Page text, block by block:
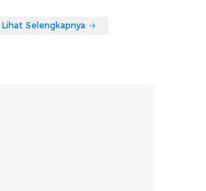
Lihat Selengkapnya